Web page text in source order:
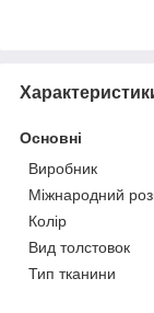
Основні
Виробник
Міжнародний
Колір
Вид толстовок
Тип тканини